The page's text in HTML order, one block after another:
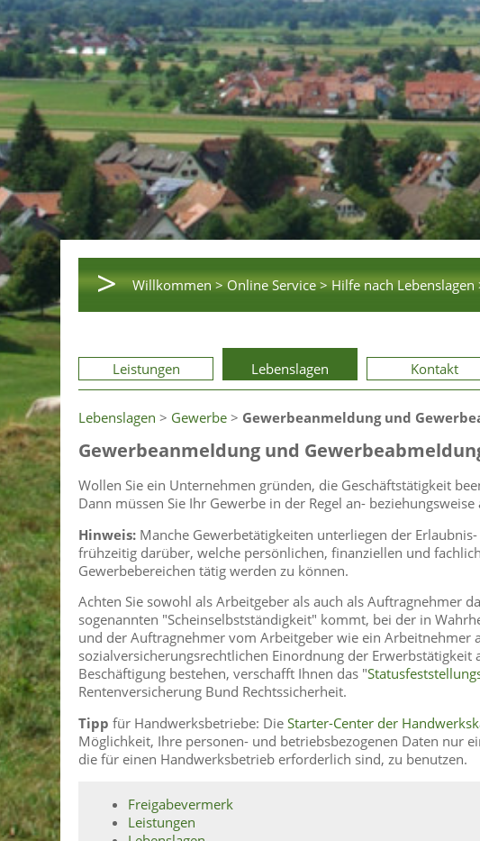
> Willkommen > Online Service > Hilfe nach Lebenslagen
Leistungen Lebenslagen Kontakt
Lebenslagen > Gewerbe > Gewerbeanmeldung und
Gewerbeanmeldung und
Wollen Sie ein Unternehmen gründen, die Geschäftstätigkeit
Dann müssen Sie Ihr Gewerbe in der Regel an- beziehungsweise
Hinweis: Manche Gewerbetätigkeiten unterliegen der
frühzeitig darüber, welche persönlichen, finanziellen und
Gewerbebereichen tätig werden zu können.
Achten Sie sowohl als Arbeitgeber als auch als Auftragnehmer
sogenannten "Scheinselbstständigkeit" kommt, bei der in
und der Auftragnehmer vom Arbeitgeber wie ein Arbeitnehmer
sozialversicherungsrechtlichen Einordnung der Erwerbstätigkeit
Beschäftigung bestehen, verschafft Ihnen das "
Rentenversicherung Bund Rechtssicherheit.
Tipp für Handwerksbetriebe: Die Starter-Center der
Möglichkeit, Ihre personen- und betriebsbezogenen Daten nur
die für einen Handwerksbetrieb erforderlich sind, zu benutzen.
Freigabevermerk
Leistungen